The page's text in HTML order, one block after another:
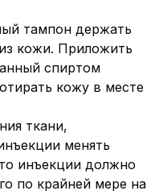
тампон держать
кожи. Приложить
спиртом
кожу в месте
ткани,
менять
инъекции должно
по крайней мере на